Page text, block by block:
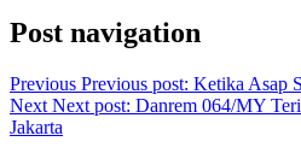
Post navigation
Previous Previous post: Ketika Asap
Next Next post: Danrem 064/MY
Jakarta